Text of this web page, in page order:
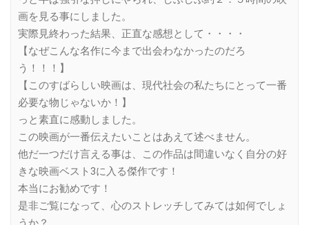
画を見る事にしました。
実際見終わった結果、正直な感想として・・・・
【なぜこんな名作に今まで出会わなかったのだろ
う！！！】
【このすばらしい映画は、現代社会の私たちにとって一番
必要な物じゃないか！】
っと素直に感動しました。
この映画が一番伝えたいことはあえて述べません。
他だ一つだけ言える事は、この作品は間違いなく自分の好
きな映画ベスト3に入る傑作です！
本当にお勧めです！
是非ご覧になって、心のストレッチしてみては如何でしょ